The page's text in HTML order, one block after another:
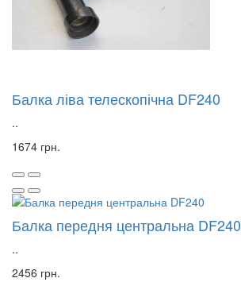
Балка ліва телескопічна DF240
..
1674 грн.
Балка передня центральна DF240
..
2456 грн.